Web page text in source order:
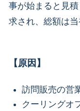
事が始まると見
求され、総額は当
【原因】
訪問販売の営
クーリングオ